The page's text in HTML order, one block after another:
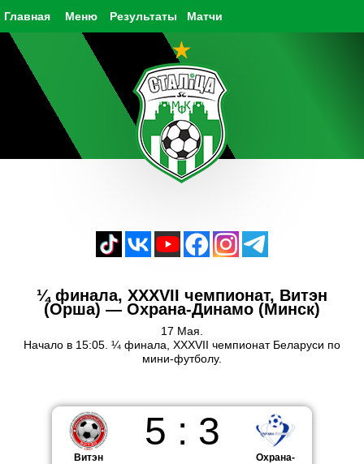
Главная Результаты Матчи
Меню
¼ финала, XXXVII чемпионат, Витэн
(Орша) — Охрана-Динамо (Минск)
17 Мая.
Начало в 15:05. ¼ финала, XXXVII чемпионат Беларуси по
мини-футболу.
Витэн
5 : 3
Охрана-